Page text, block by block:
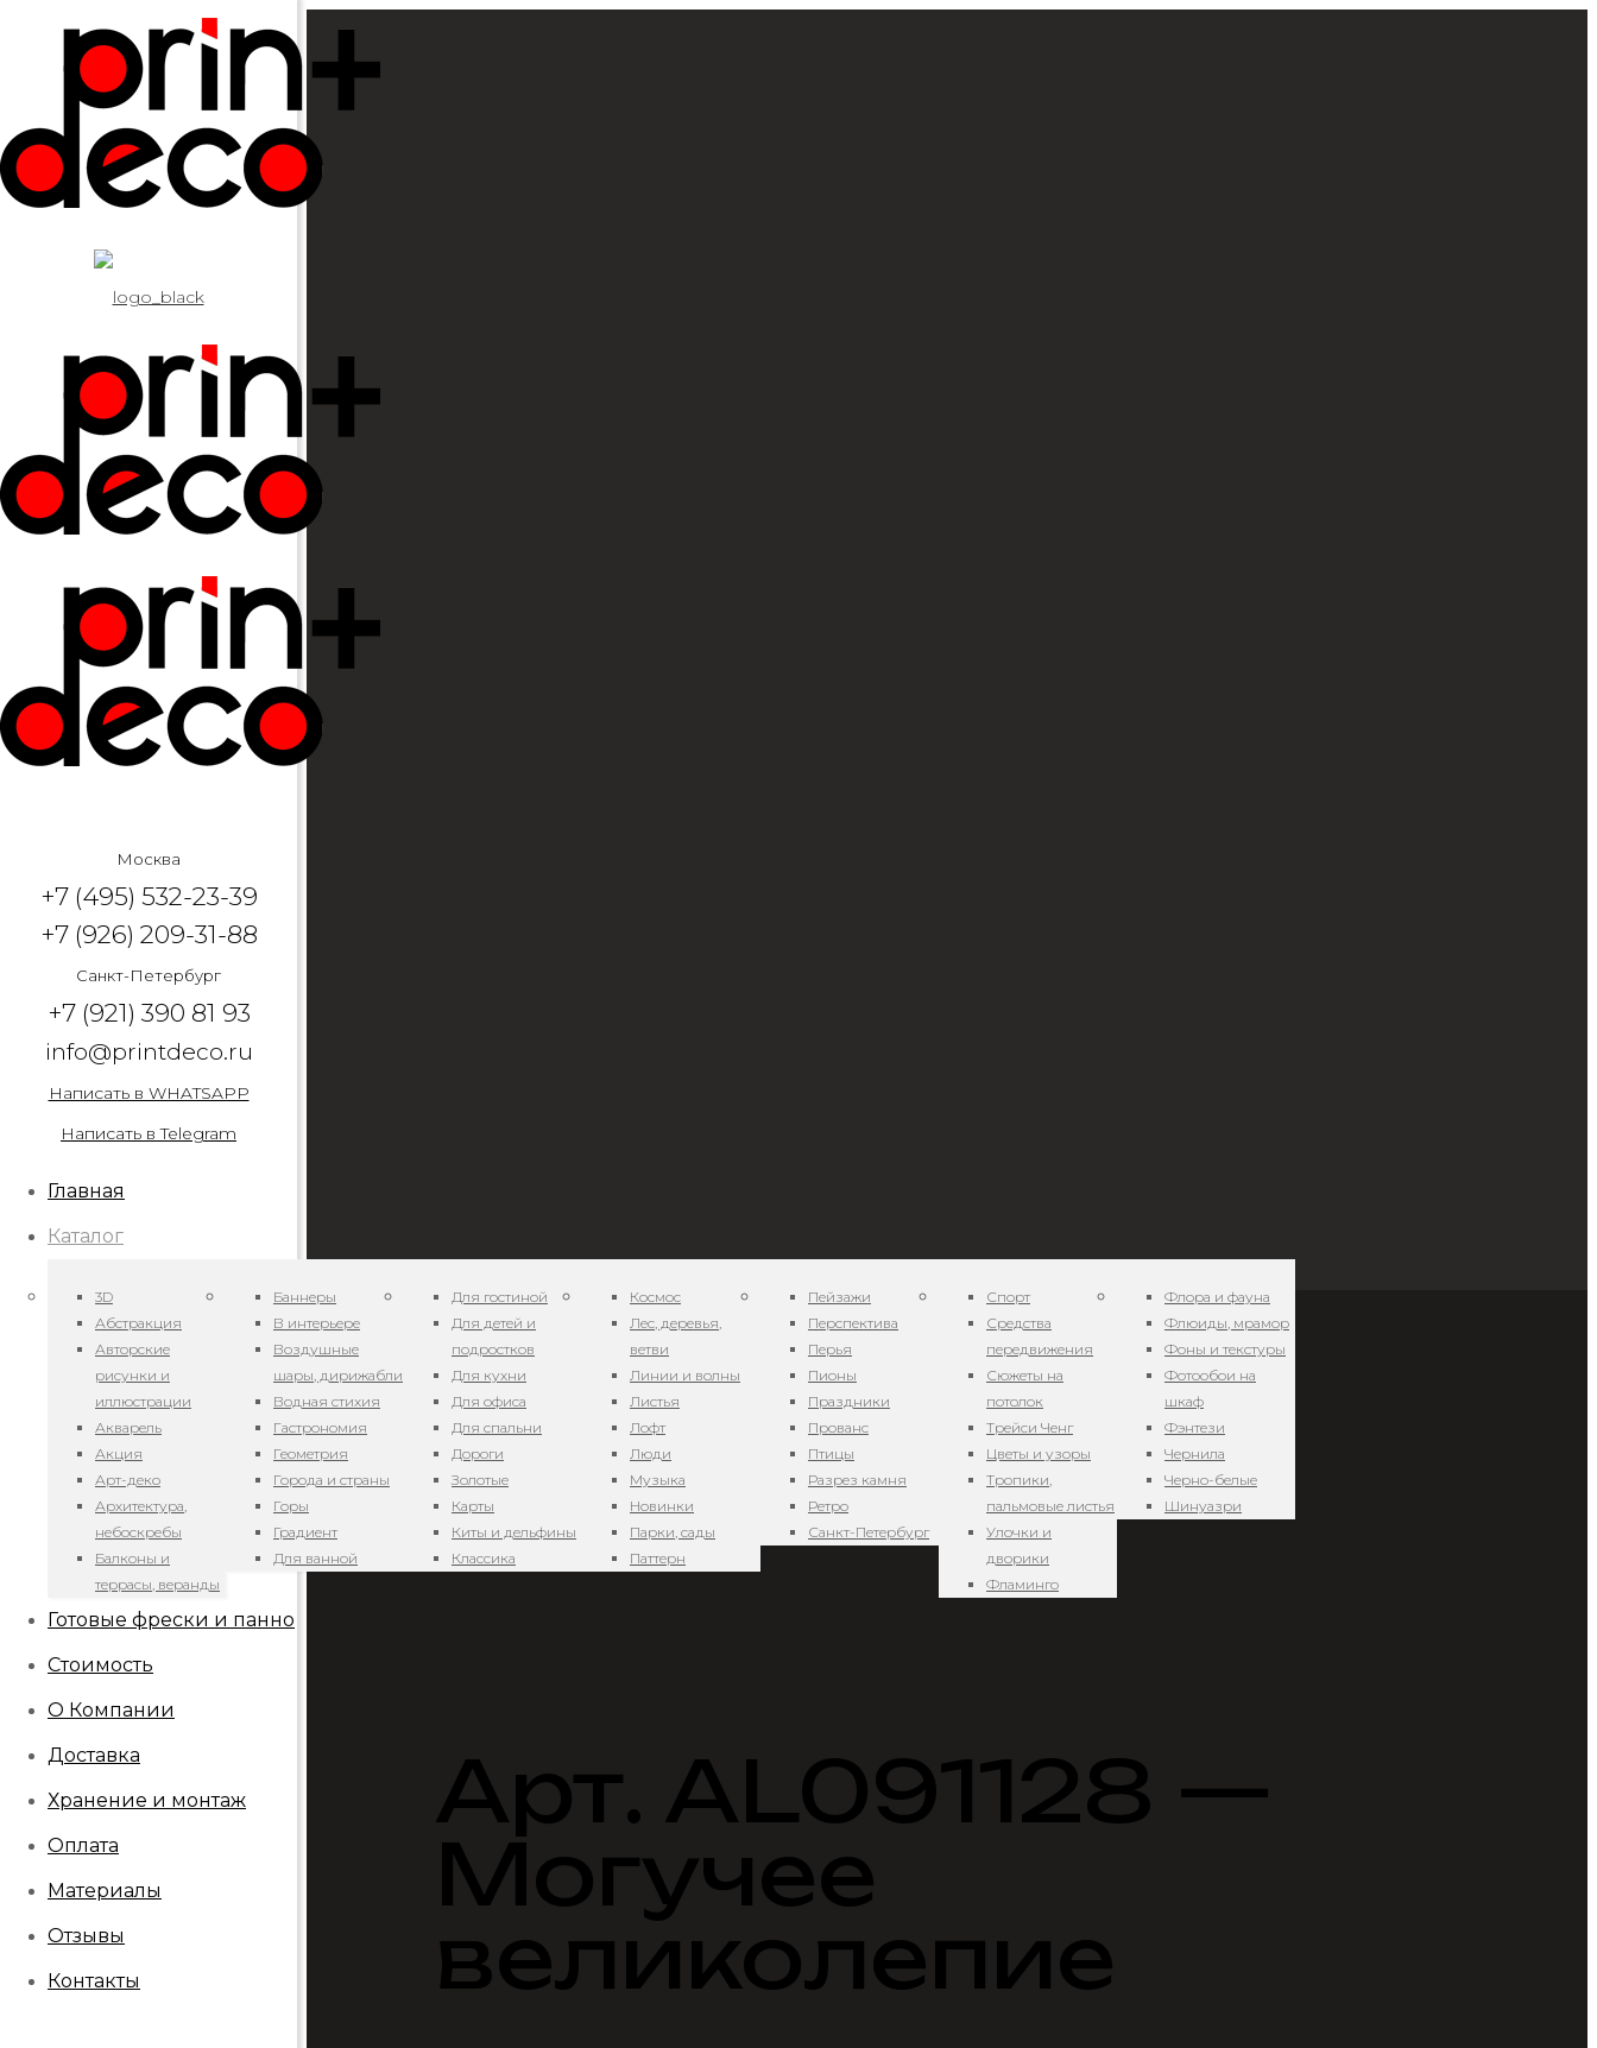
Москва
+7 (495) 532-23-39
+7 (926) 209-31-88
Санкт-Петербург
+7 (921) 390 81 93
info@printdeco.ru
Написать в WHATSAPP
Написать в Telegram
Главная
Каталог
3D
Абстракция
Авторские
рисунки и
иллюстрации
Акварель
Акция
Арт-деко
Архитектура,
небоскребы
Балконы и
террасы, веранды
Баннеры
В интерьере
Воздушные
шары, дирижабли
Водная стихия
Гастрономия
Геометрия
Города и страны
Горы
Градиент
Для ванной
Для гостиной
Для детей и
подростков
Для кухни
Для офиса
Для спальни
Дороги
Золотые
Карты
Киты и дельфины
Классика
Космос
Лес, деревья,
ветви
Линии и волны
Листья
Лофт
Люди
Музыка
Новинки
Парки, сады
Паттерн
Пейзажи
Перспектива
Перья
Пионы
Праздники
Прованс
Птицы
Разрез камня
Ретро
Санкт-Петербург
Спорт
Средства
передвижения
Сюжеты на
потолок
Трейси Ченг
Цветы и узоры
Тропики,
пальмовые листья
Улочки и
дворики
Фламинго
Флора и фауна
Флюиды, мрамор
Фоны и текстуры
Фотообои на
шкаф
Фэнтези
Чернила
Черно-белые
Шинуазри
Готовые фрески и панно
Стоимость
О Компании
Доставка
Хранение и монтаж
Оплата
Материалы
Отзывы
Контакты
Арт. AL091128 —
Могучее
великолепие